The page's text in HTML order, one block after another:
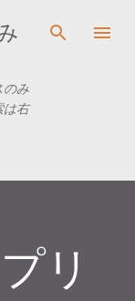
移動
のみ
は右
リ